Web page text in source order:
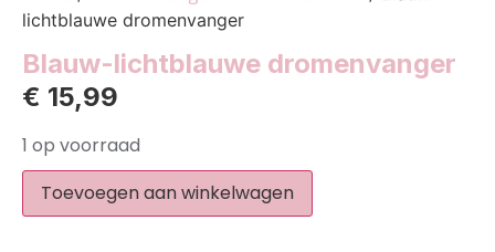
lichtblauwe dromenvanger
Blauw-lichtblauwe dromenvanger
€ 15,99
1 op voorraad
Toevoegen aan winkelwagen